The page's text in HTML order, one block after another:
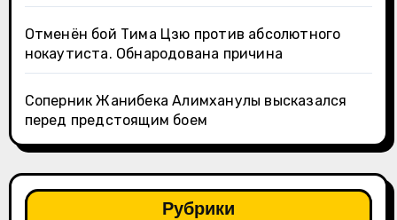
Отменён бой Тима Цзю против абсолютного
нокаутиста. Обнародована причина
Соперник Жанибека Алимханулы высказался
перед предстоящим боем
Рубрики